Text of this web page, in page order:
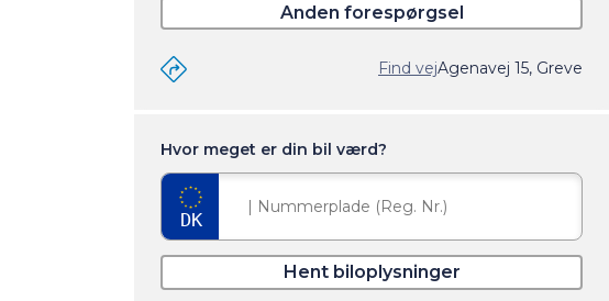
Anden forespørgsel
Agenavej 15, Greve
Find vej
Hvor meget er din bil værd?
Hent biloplysninger